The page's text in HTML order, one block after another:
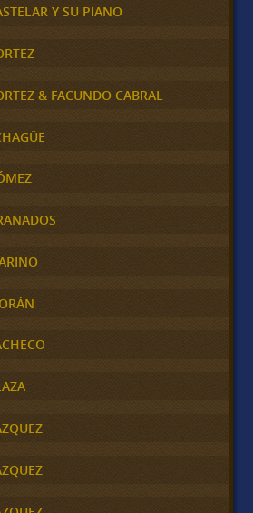
Y SU PIANO
& FACUNDO CABRAL